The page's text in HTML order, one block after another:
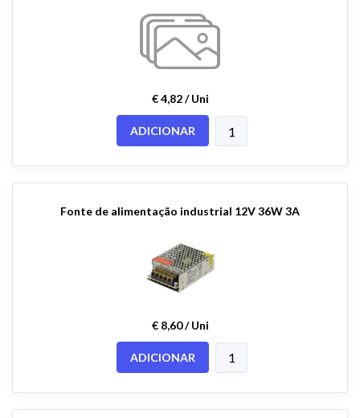
€ 4,82 / Uni
ADICIONAR
Fonte de alimentação industrial 12V 36W 3A
€ 8,60 / Uni
ADICIONAR